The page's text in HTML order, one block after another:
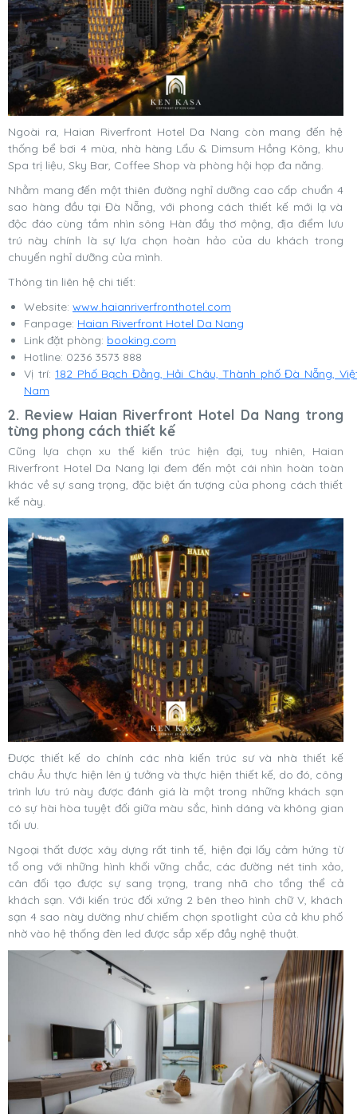
Ngoài ra, Haian Riverfront Hotel Da Nang còn mang đến hệ
thống bể bơi 4 mùa, nhà hàng Lẩu & Dimsum Hồng Kông, khu
Spa trị liệu, Sky Bar, Coffee Shop và phòng hội họp đa năng.
Nhằm mang đến một thiên đường nghỉ dưỡng cao cấp chuẩn 4
sao hàng đầu tại Đà Nẵng, với phong cách thiết kế mới lạ và
độc đáo cùng tầm nhìn sông Hàn đầy thơ mộng, địa điểm lưu
trú này chính là sự lựa chọn hoàn hảo của du khách trong
chuyến nghỉ dưỡng của mình.
Thông tin liên hệ chi tiết:
Website: www.haianriverfronthotel.com
Fanpage: Haian Riverfront Hotel Da Nang
Link đặt phòng: booking.com
Hotline: 0236 3573 888
Vị trí:182 Phố Bạch Đằng, Hải Châu, Thành phố Đà Nẵng,
Nam
2. Review Haian Riverfront Hotel Da Nang trong
từng phong cách thiết kế
Cũng lựa chọn xu thế kiến trúc hiện đại, tuy nhiên, Haian
Riverfront Hotel Da Nang lại đem đến một cái nhìn hoàn toàn
khác về sự sang trọng, đặc biệt ấn tượng của phong cách thiết
kế này.
Được thiết kế do chính các nhà kiến trúc sư và nhà thiết kế
châu Âu thực hiện lên ý tưởng và thực hiện thiết kế, do đó, công
trình lưu trú này được đánh giá là một trong những khách sạn
có sự hài hòa tuyệt đối giữa màu sắc, hình dáng và không gian
tối ưu.
Ngoại thất được xây dựng rất tinh tế, hiện đại lấy cảm hứng từ
tổ ong với những hình khối vững chắc, các đường nét tinh xảo,
cân đối tạo được sự sang trọng, trang nhã cho tổng thể cả
khách sạn. Với kiến trúc đối xứng 2 bên theo hình chữ V, khách
sạn 4 sao này dường như chiếm chọn spotlight của cả khu phố
nhờ vào hệ thống đèn led được sắp xếp đầy nghệ thuật.